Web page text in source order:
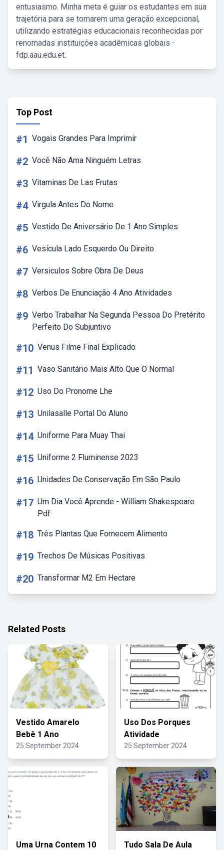
entusiasmo. Minha meta é guiar os estudantes em sua
trajetória para se tornarem uma geração excepcional,
utilizando estratégias educacionais reconhecidas por
renomadas instituições acadêmicas globais -
fdp.aau.edu.et.
Top Post
#1 Vogais Grandes Para Imprimir
#2 Você Não Ama Ninguém Letras
#3 Vitaminas De Las Frutas
#4 Virgula Antes Do Nome
#5 Vestido De Aniversário De 1 Ano Simples
#6 Vesícula Lado Esquerdo Ou Direito
#7 Versiculos Sobre Obra De Deus
#8 Verbos De Enunciação 4 Ano Atividades
#9 Verbo Trabalhar Na Segunda Pessoa Do Pretérito
Perfeito Do Subjuntivo
#10 Venus Filme Final Explicado
#11 Vaso Sanitário Mais Alto Que O Normal
#12 Uso Do Pronome Lhe
#13 Unilasalle Portal Do Aluno
#14 Uniforme Para Muay Thai
#15 Uniforme 2 Fluminense 2023
#16 Unidades De Conservação Em São Paulo
#17 Um Dia Você Aprende - William Shakespeare
Pdf
#18 Três Plantas Que Fornecem Alimento
#19 Trechos De Músicas Positivas
#20 Transformar M2 Em Hectare
Related Posts
Vestido Amarelo
Bebê 1 Ano
25 September 2024
Uso Dos Porques
Atividade
25 September 2024
Uma Urna Contem 10 Tudo Sala De Aula